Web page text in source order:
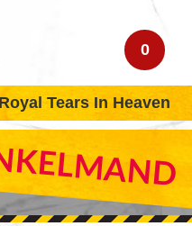
0
Tears In Heaven